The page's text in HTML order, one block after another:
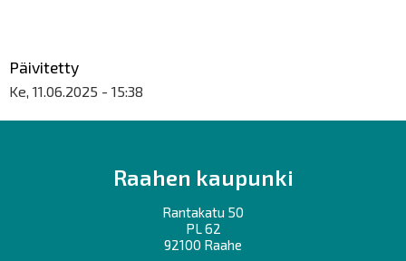
Päivitetty
Ke, 11.06.2025 - 15:38
Raahen kaupunki
Rantakatu 50
PL 62
92100 Raahe